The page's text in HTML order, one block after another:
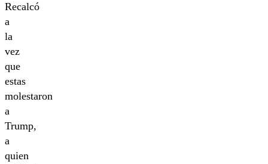
Recalcó
a
la
vez
que
estas
molestaron
a
Trump,
a
quien